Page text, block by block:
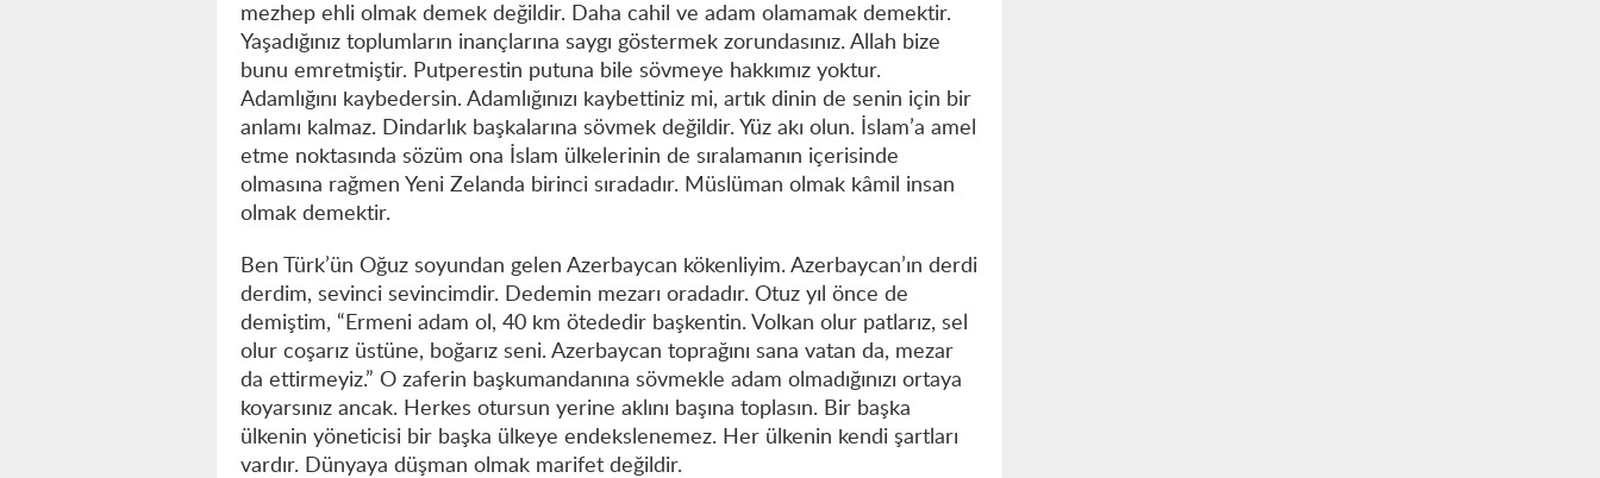
mezhep ehli olmak demek değildir. Daha cahil ve adam olamamak demektir.
Yaşadığınız toplumların inançlarına saygı göstermek zorundasınız. Allah bize
bunu emretmiştir. Putperestin putuna bile sövmeye hakkımız yoktur.
Adamlığını kaybedersin. Adamlığınızı kaybettiniz mi, artık dinin de senin için bir
anlamı kalmaz. Dindarlık başkalarına sövmek değildir. Yüz akı olun. İslam’a amel
etme noktasında sözüm ona İslam ülkelerinin de sıralamanın içerisinde
olmasına rağmen Yeni Zelanda birinci sıradadır. Müslüman olmak kâmil insan
olmak demektir.
Ben Türk’ün Oğuz soyundan gelen Azerbaycan kökenliyim. Azerbaycan’ın derdi
derdim, sevinci sevincimdir. Dedemin mezarı oradadır. Otuz yıl önce de
demiştim, “Ermeni adam ol, 40 km ötededir başkentin. Volkan olur patlarız, sel
olur coşarız üstüne, boğarız seni. Azerbaycan toprağını sana vatan da, mezar
da ettirmeyiz.” O zaferin başkumandanına sövmekle adam olmadığınızı ortaya
koyarsınız ancak. Herkes otursun yerine aklını başına toplasın. Bir başka
ülkenin yöneticisi bir başka ülkeye endekslenemez. Her ülkenin kendi şartları
vardır. Dünyaya düşman olmak marifet değildir.